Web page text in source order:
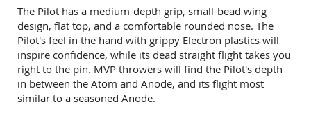
The Pilot has a medium-depth grip, small-bead wing
design, flat top, and a comfortable rounded nose. The
Pilot's feel in the hand with grippy Electron plastics will
inspire confidence, while its dead straight flight takes you
right to the pin. MVP throwers will find the Pilot's depth
in between the Atom and Anode, and its flight most
similar to a seasoned Anode.